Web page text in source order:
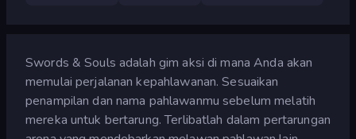
Swords & Souls adalah gim aksi di mana Anda akan
memulai perjalanan kepahlawanan. Sesuaikan
penampilan dan nama pahlawanmu sebelum melatih
mereka untuk bertarung. Terlibatlah dalam pertarungan